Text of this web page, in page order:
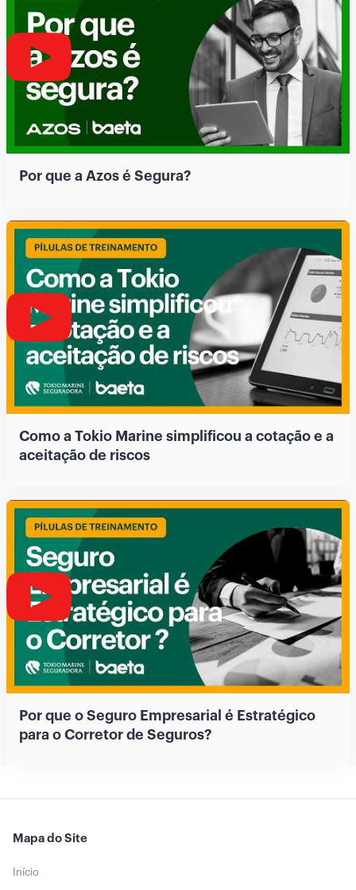
Por que a Azos é Segura?
Como a Tokio Marine simplificou a cotação e a
aceitação de riscos
Por que o Seguro Empresarial é Estratégico
para o Corretor de Seguros?
Mapa do Site
Início